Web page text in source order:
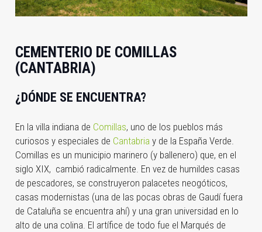
CEMENTERIO DE COMILLAS
(CANTABRIA)
¿DÓNDE SE ENCUENTRA?
En la villa indiana de Comillas, uno de los pueblos más
curiosos y especiales de Cantabria y de la España Verde.
Comillas es un municipio marinero (y ballenero) que, en el
siglo XIX, cambió radicalmente. En vez de humildes casas
de pescadores, se construyeron palacetes neogóticos,
casas modernistas (una de las pocas obras de Gaudí fuera
de Cataluña se encuentra ahí) y una gran universidad en lo
alto de una colina. El artífice de todo fue el Marqués de